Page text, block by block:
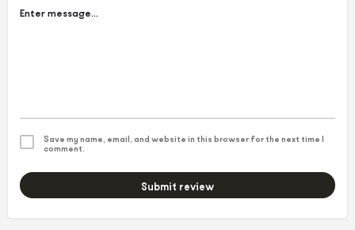
Save my name, email, and website in this browser for the next time I
comment.
Submit review